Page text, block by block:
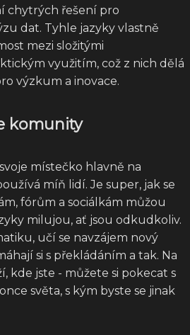
chytrých řešení pro
dat. Tyhle jazyky vlastně
mezi složitými
využitím, což z nich dělá
výzkum a inovace.
komunity
místečko hlavně na
míň lidí. Je super, jak se
fórům a sociálkám můžou
milujou, ať jsou odkudkoliv.
učí se navzájem nový
si s překládáním a tak. Na
kde jste - můžete si pokecat s
světa, s kým byste se jinak